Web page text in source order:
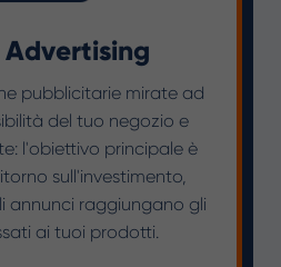
Advertising
pubblicitarie mirate ad
del tuo negozio e
l'obiettivo principale è
sull'investimento,
annunci raggiungano gli
ai tuoi prodotti.